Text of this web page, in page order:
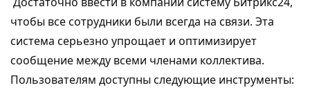
чтобы все сотрудники были всегда на связи. Эта
система серьезно упрощает и оптимизирует
сообщение между всеми членами коллектива.
Пользователям доступны следующие инструменты: